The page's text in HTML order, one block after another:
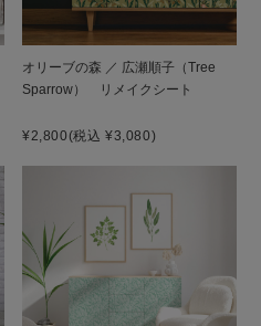
オリーブの森 ／ 広瀬順子（Tree
Sparrow） リメイクシート
¥2,800(税込 ¥3,080)